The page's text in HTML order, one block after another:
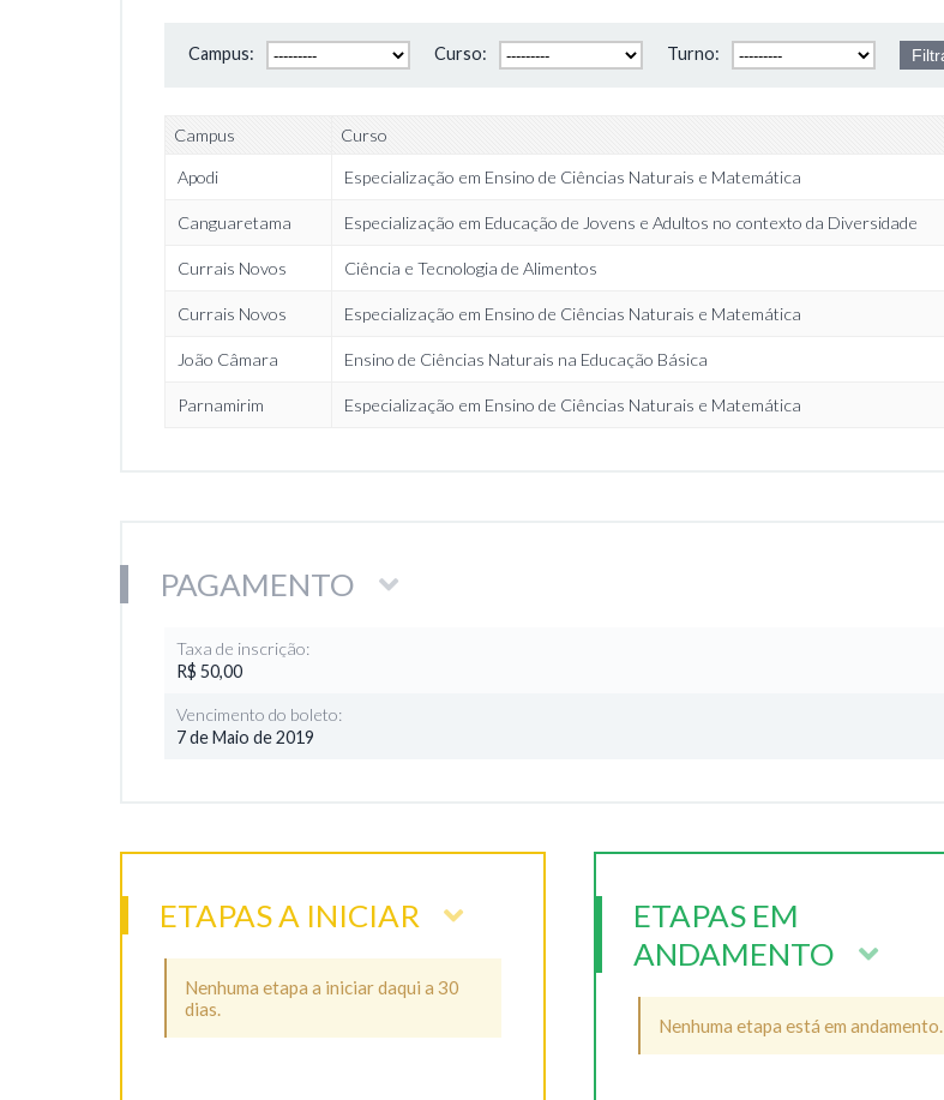
Campus: Curso: Turno:
Campus Curso
Apodi Especialização em Ensino de Ciências Naturais e Matemática
Canguaretama Especialização em Educação de Jovens e Adultos no contexto da Diversidade
Currais Novos Ciência e Tecnologia de Alimentos
Currais Novos Especialização em Ensino de Ciências Naturais e Matemática
João Câmara Ensino de Ciências Naturais na Educação Básica
Parnamirim Especialização em Ensino de Ciências Naturais e Matemática
PAGAMENTO
Taxa de inscrição:
R$ 50,00
Vencimento do boleto:
7 de Maio de 2019
ETAPAS A INICIAR
Nenhuma etapa a iniciar daqui a 30
dias.
ETAPAS EM
ANDAMENTO
Nenhuma etapa está em andamento.